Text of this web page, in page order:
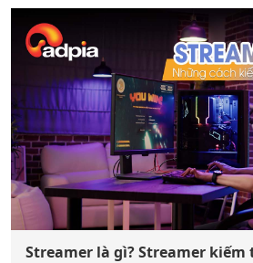
Streamer là gì? Streamer